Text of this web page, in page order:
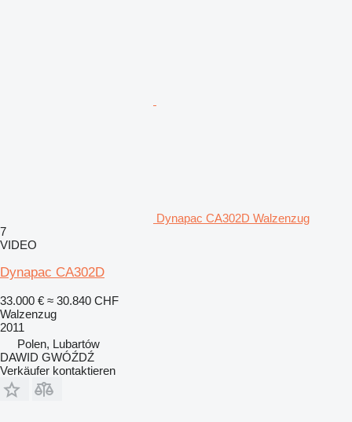
Dynapac CA302D Walzenzug
7
VIDEO
Dynapac CA302D
33.000 € ≈ 30.840 CHF
Walzenzug
2011
Polen, Lubartów
DAWID GWÓŹDŹ
Verkäufer kontaktieren